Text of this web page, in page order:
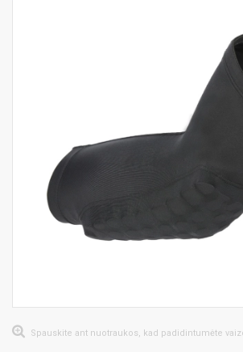
Spauskite ant nuotraukos, kad padidintumėte